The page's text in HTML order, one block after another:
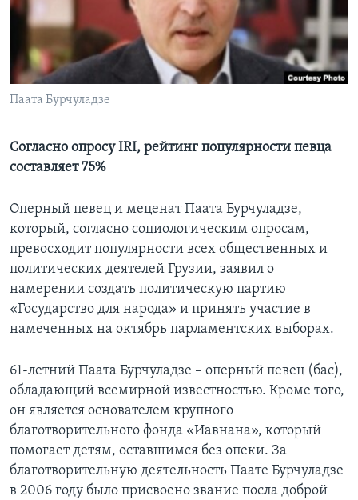
Learning English
СОЦИАЛЬНЫЕ СЕТИ
Языки
Паата Бурчуладзе
Согласно опросу IRI, рейтинг популярности певца
составляет 75%
Оперный певец и меценат Паата Бурчуладзе,
который, согласно социологическим опросам,
превосходит популярности всех общественных и
политических деятелей Грузии, заявил о
намерении создать политическую партию
«Государство для народа» и принять участие в
намеченных на октябрь парламентских выборах.
61-летний Паата Бурчуладзе – оперный певец (бас),
обладающий всемирной известностью. Кроме того,
он является основателем крупного
благотворительного фонда «Иавнана», который
помогает детям, оставшимся без опеки. За
благотворительную деятельность Паате Бурчуладзе
в 2006 году было присвоено звание посла доброй